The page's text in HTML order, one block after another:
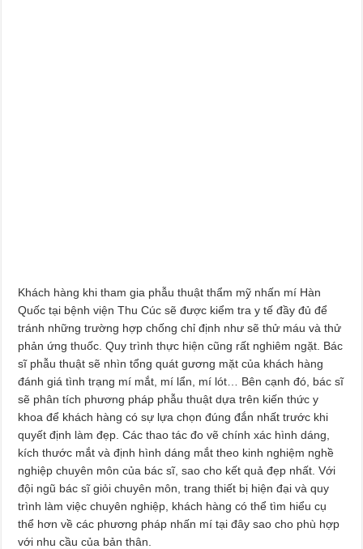
Khách hàng khi tham gia phẫu thuật thẩm mỹ nhấn mí Hàn
Quốc tại bệnh viện Thu Cúc sẽ được kiểm tra y tế đầy đủ để
tránh những trường hợp chống chỉ định như sẽ thử máu và thử
phản ứng thuốc. Quy trình thực hiện cũng rất nghiêm ngặt. Bác
sĩ phẫu thuật sẽ nhìn tổng quát gương mặt của khách hàng
đánh giá tình trạng mí mắt, mí lẩn, mí lót… Bên cạnh đó, bác sĩ
sẽ phân tích phương pháp phẫu thuật dựa trên kiến thức y
khoa để khách hàng có sự lựa chọn đúng đắn nhất trước khi
quyết định làm đẹp. Các thao tác đo vẽ chính xác hình dáng,
kích thước mắt và định hình dáng mắt theo kinh nghiệm nghề
nghiệp chuyên môn của bác sĩ, sao cho kết quả đẹp nhất. Với
đội ngũ bác sĩ giỏi chuyên môn, trang thiết bị hiện đại và quy
trình làm việc chuyên nghiệp, khách hàng có thể tìm hiểu cụ
thể hơn về các phương pháp nhấn mí tại đây sao cho phù hợp
với nhu cầu của bản thân.